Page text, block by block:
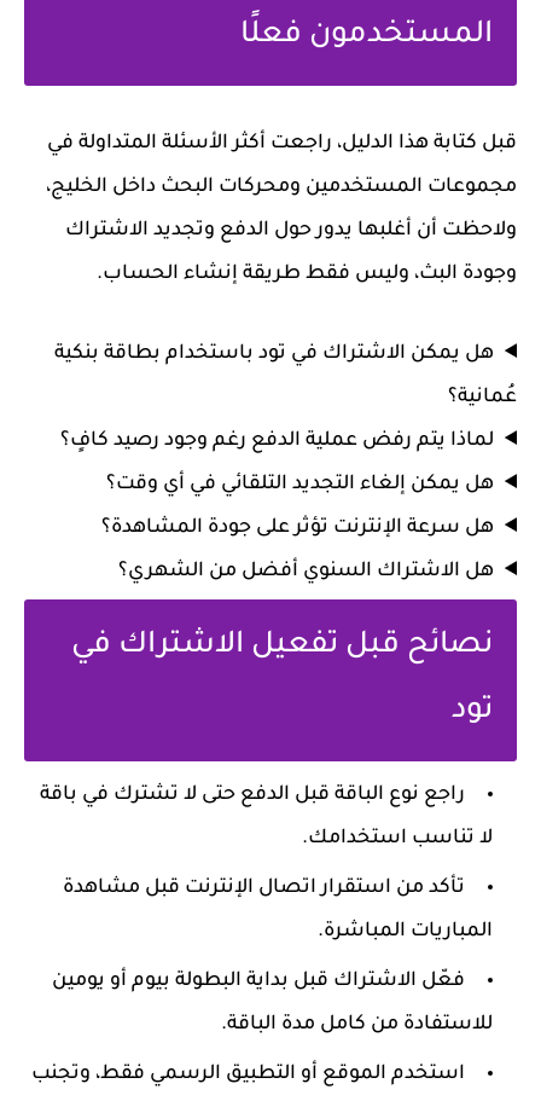
المستخدمون فعلًا
قبل كتابة هذا الدليل، راجعت أكثر الأسئلة المتداولة في
مجموعات المستخدمين ومحركات البحث داخل الخليج،
ولاحظت أن أغلبها يدور حول الدفع وتجديد الاشتراك
وجودة البث، وليس فقط طريقة إنشاء الحساب.
هل يمكن الاشتراك في تود باستخدام بطاقة بنكية
عُمانية؟
لماذا يتم رفض عملية الدفع رغم وجود رصيد كافٍ؟
هل يمكن إلغاء التجديد التلقائي في أي وقت؟
هل سرعة الإنترنت تؤثر على جودة المشاهدة؟
هل الاشتراك السنوي أفضل من الشهري؟
نصائح قبل تفعيل الاشتراك في
تود
راجع نوع الباقة قبل الدفع حتى لا تشترك في باقة
لا تناسب استخدامك.
تأكد من استقرار اتصال الإنترنت قبل مشاهدة
المباريات المباشرة.
فعّل الاشتراك قبل بداية البطولة بيوم أو يومين
للاستفادة من كامل مدة الباقة.
استخدم الموقع أو التطبيق الرسمي فقط، وتجنب